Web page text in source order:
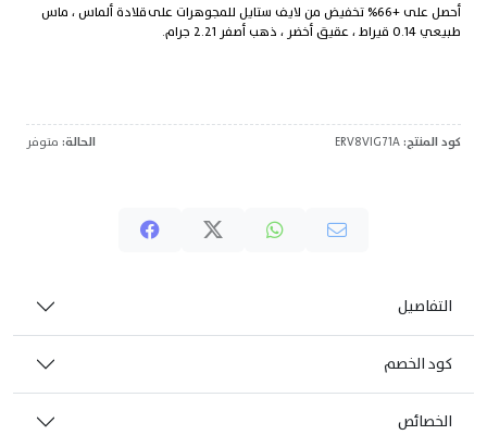
أحصل على +66% تخفيض من لايف ستايل للمجوهرات على قلادة ألماس ، ماس
طبيعي 0.14 قيراط ، عقيق أخضر ، ذهب أصفر 2.21 جرام.
كود المنتج: الحالة: متوفر
التفاصيل
كود الخصم
الخصائص